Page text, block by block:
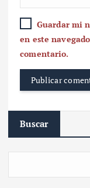
Guardar mi
en este
comentario.
Buscar